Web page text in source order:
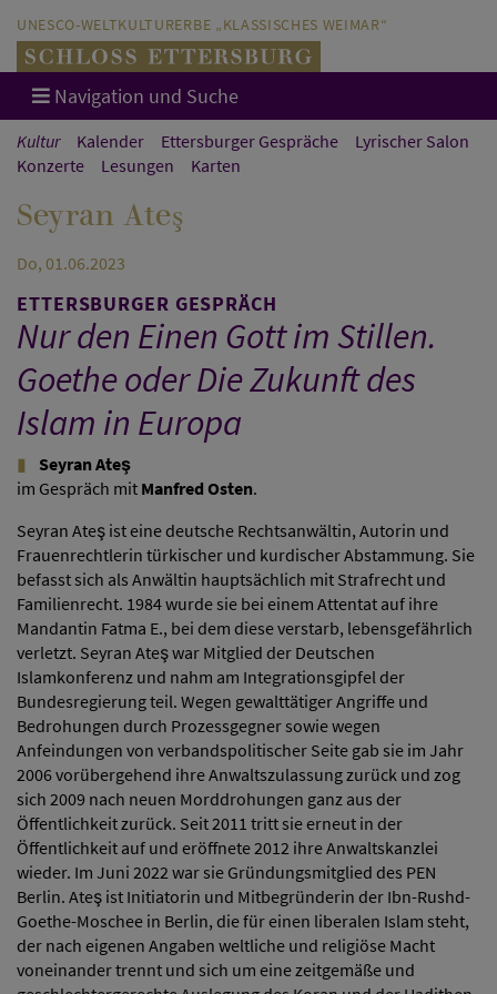
UNESCO-WELTKULTURERBE „KLASSISCHES WEIMAR“
Navigation und Suche
Kultur Kalender Ettersburger Gespräche
Lyrischer Salon
Konzerte
Lesungen Karten
Seyran Ateş
Do, 01.06.2023
ETTERSBURGER GESPRÄCH
Nur den Einen Gott im Stillen.
Goethe oder Die Zukunft des
Islam in Europa
Seyran Ateş
im Gespräch mit Manfred Osten.
Seyran Ateş ist eine deutsche Rechtsanwältin, Autorin und
Frauenrechtlerin türkischer und kurdischer Abstammung. Sie
befasst sich als Anwältin hauptsächlich mit Strafrecht und
Familienrecht. 1984 wurde sie bei einem Attentat auf ihre
Mandantin Fatma E., bei dem diese verstarb, lebensgefährlich
verletzt. Seyran Ateş war Mitglied der Deutschen
Islamkonferenz und nahm am Integrationsgipfel der
Bundesregierung teil. Wegen gewalttätiger Angriffe und
Bedrohungen durch Prozessgegner sowie wegen
Anfeindungen von verbandspolitischer Seite gab sie im Jahr
2006 vorübergehend ihre Anwaltszulassung zurück und zog
sich 2009 nach neuen Morddrohungen ganz aus der
Öffentlichkeit zurück. Seit 2011 tritt sie erneut in der
Öffentlichkeit auf und eröffnete 2012 ihre Anwaltskanzlei
wieder. Im Juni 2022 war sie Gründungsmitglied des PEN
Berlin. Ateş ist Initiatorin und Mitbegründerin der Ibn-Rushd-
Goethe-Moschee in Berlin, die für einen liberalen Islam steht,
der nach eigenen Angaben weltliche und religiöse Macht
voneinander trennt und sich um eine zeitgemäße und